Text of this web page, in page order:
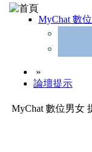
MyChat 數
»
論壇提示
MyChat 數位男女